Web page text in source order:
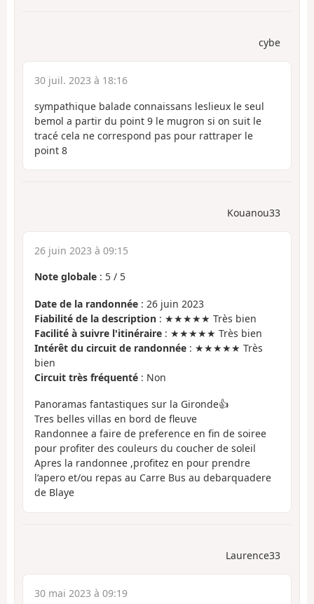
cybe
30 juil. 2023 à 18:16
sympathique balade connaissans leslieux le seul
bemol a partir du point 9 le mugron si on suit le
tracé cela ne correspond pas pour rattraper le
point 8
Kouanou33
26 juin 2023 à 09:15
Note globale : 5 / 5
Date de la randonnée : 26 juin 2023
Fiabilité de la description : ★★★★★ Très bien
Facilité à suivre l'itinéraire : ★★★★★ Très bien
Intérêt du circuit de randonnée : ★★★★★ Très
bien
Circuit très fréquenté : Non
Panoramas fantastiques sur la Gironde👍
Tres belles villas en bord de fleuve
Randonnee a faire de preference en fin de soiree
pour profiter des couleurs du coucher de soleil
Apres la randonnee ,profitez en pour prendre
l’apero et/ou repas au Carre Bus au debarquadere
de Blaye
Laurence33
30 mai 2023 à 09:19